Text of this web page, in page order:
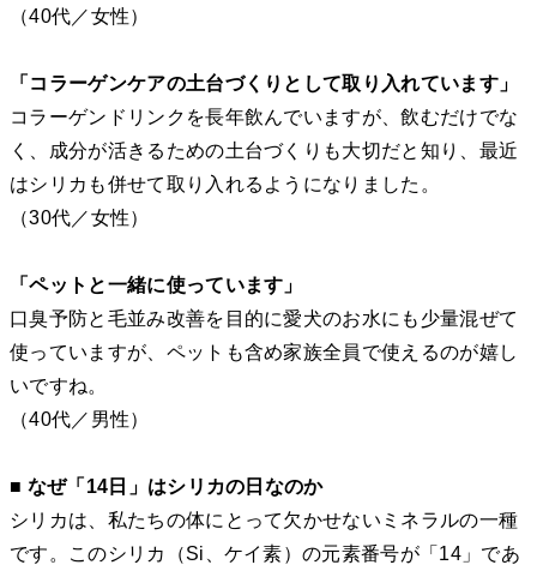
（40代／女性）
「コラーゲンケアの土台づくりとして取り入れています」
コラーゲンドリンクを長年飲んでいますが、飲むだけでな
く、成分が活きるための土台づくりも大切だと知り、最近
はシリカも併せて取り入れるようになりました。
（30代／女性）
「ペットと一緒に使っています」
口臭予防と毛並み改善を目的に愛犬のお水にも少量混ぜて
使っていますが、ペットも含め家族全員で使えるのが嬉し
いですね。
（40代／男性）
■ なぜ「14日」はシリカの日なのか
シリカは、私たちの体にとって欠かせないミネラルの一種
です。このシリカ（Si、ケイ素）の元素番号が「14」であ